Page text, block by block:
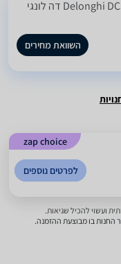
השוואת מחירים
zap choice
לפרטים נוספים
ועשוי להכיל שגיאות.
החנות בו מבוצעת ההזמנה.